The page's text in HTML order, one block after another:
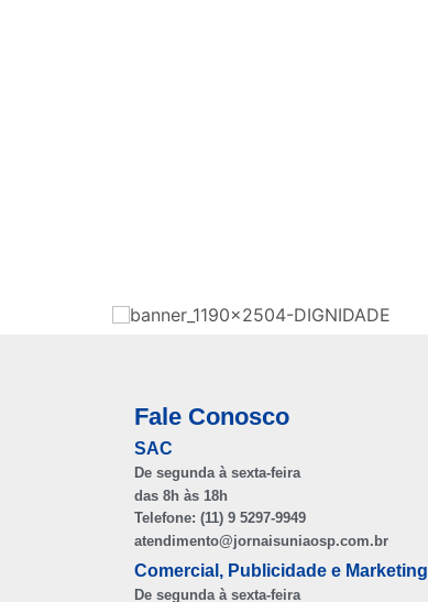
Fale Conosco
SAC
De segunda à sexta-feira
das 8h às 18h
Telefone: (11) 9 5297-9949
atendimento@jornaisuniaosp.com.br
Comercial, Publicidade e Marketing
De segunda à sexta-feira